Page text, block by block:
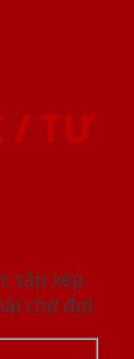
/ TƯ
sắp xếp
chờ đợi.